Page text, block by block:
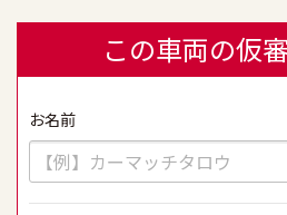
この車両の仮
お名前